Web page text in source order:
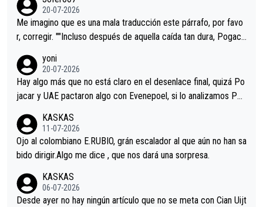
Minguez, Velez etc etc.Me da pena vivir estos momentos tan
tristes sin victorias.
20-07-2026
Me imagino que es una mala traducción este párrafo, por favo
r, corregir. ""Incluso después de aquella caída tan dura, Pogaca
permaneció pegado a su rueda. Parecía increíble la forma en l
a que era capaz de controlar el miedo", recordó."
yoni
20-07-2026
Hay algo más que no está claro en el desenlace final, quizá Po
jacar y UAE pactaron algo con Evenepoel, si lo analizamos Poj
i sin pedalear, luego está el saludo con Evenepoel dándose la
mano de una manera muy fraternal, más allá de los típicos toqu
es en el hombro con que saludaba a Vingegard. Ahí hubo una in
eta, a ver si por querer poner a Del Toro con calzador en posi
ción de podio UAE y Pojacar se van complicar el tour.
KASKAS
11-07-2026
Ojo al colombiano E.RUBIO, grán escalador al que aún no han sa
bido dirigir.Algo me dice , que nos dará una sorpresa.
KASKAS
06-07-2026
Desde ayer no hay ningún artículo que no se meta con Cian Uijt